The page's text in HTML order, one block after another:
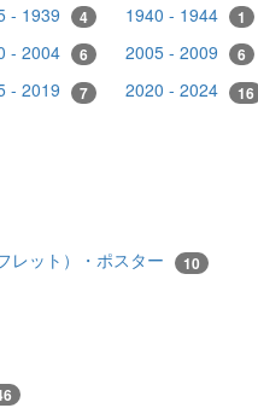
- 1939 4 1940 - 1944 1
- 2004 6 2005 - 2009 6
- 2019 7 2020 - 2024 16
レット）・ポスター 10